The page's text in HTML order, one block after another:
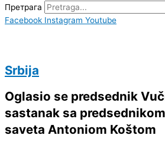
Претрага
Facebook Instagram Youtube
Srbija
Oglasio se predsednik
sastanak sa
saveta Antoniom Koštom